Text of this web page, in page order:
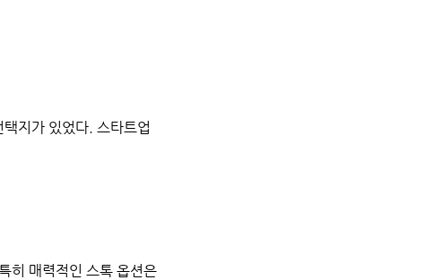
지가 있었다. 스타트업
히 매력적인 스톡 옵션은